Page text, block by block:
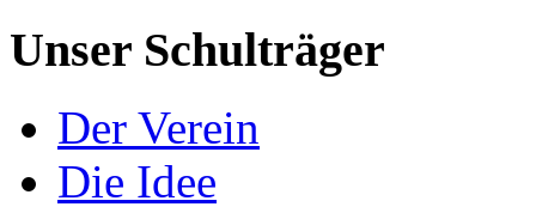
Unser Schulträger
Der Verein
Die Idee